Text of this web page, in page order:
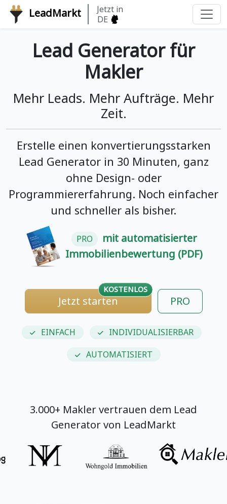
LeadMarkt
Jetzt in
DE
Lead Generator für
Makler
Mehr Leads. Mehr Aufträge. Mehr
Zeit.
Erstelle einen konvertierungsstarken
Lead Generator in 30 Minuten, ganz
ohne Design- oder
Programmiererfahrung. Noch einfacher
und schneller als bisher.
PRO
mit automatisierter
Immobilienbewertung (PDF)
Jetzt starten
KOSTENLOS
PRO
EINFACH
INDIVIDUALISIERBAR
AUTOMATISIERT
3.000+ Makler vertrauen dem Lead
Generator von LeadMarkt